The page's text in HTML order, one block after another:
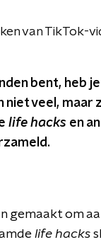
van TikTok-
bent, heb
niet veel,
life hacks en
gemaakt om
life hacks